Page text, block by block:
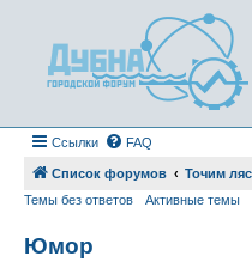
Ссылки FAQ
Список форумов Точим
Темы без ответов
Активные темы
Юмор